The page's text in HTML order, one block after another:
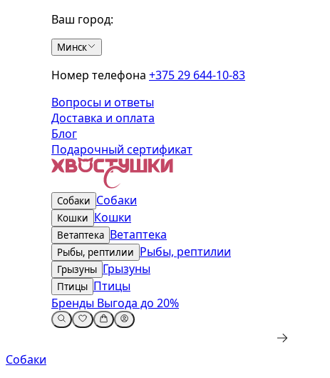
Ваш город:
Минск
Номер телефона +375 29 644-10-83
Вопросы и ответы
Доставка и оплата
Блог
Подарочный сертификат
Собаки Собаки
Кошки Кошки
Ветаптека Ветаптека
Рыбы, рептилии Рыбы, рептилии
Грызуны Грызуны
Птицы Птицы
Бренды Выгода до 20%
Собаки